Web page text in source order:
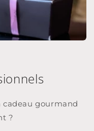
cadeau gourmand
?